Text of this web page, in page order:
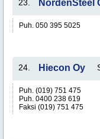
23. NordenSteel
Puh. 050 395 5025
24. Hiecon Oy
Puh. (019) 751 475
Puh. 0400 238 619
Faksi (019) 751 475